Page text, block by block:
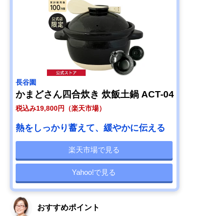
長谷園
かまどさん四合炊き 炊飯土鍋 ACT-04
税込み19,800円（楽天市場）
熱をしっかり蓄えて、緩やかに伝える
楽天市場で見る
Yahoo!で見る
おすすめポイント